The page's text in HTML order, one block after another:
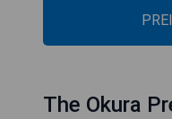
The Okura